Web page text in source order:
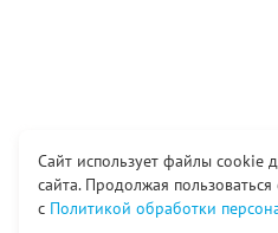
Сайт использует файлы cookie
сайта. Продолжая
с Политикой обработки